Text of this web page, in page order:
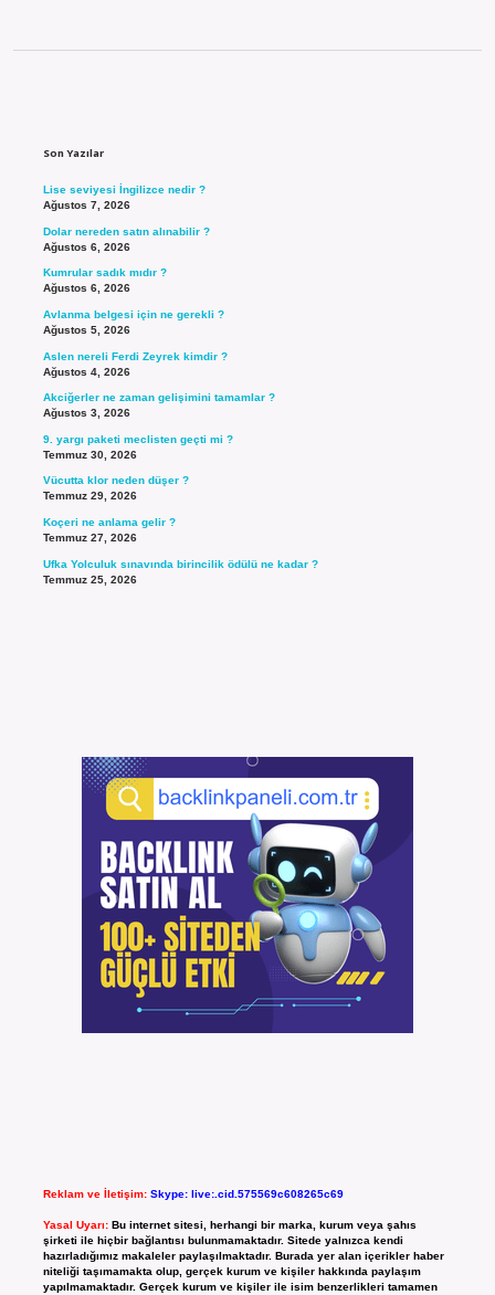
Son Yazılar
Lise seviyesi İngilizce nedir ?
Ağustos 7, 2026
Dolar nereden satın alınabilir ?
Ağustos 6, 2026
Kumrular sadık mıdır ?
Ağustos 6, 2026
Avlanma belgesi için ne gerekli ?
Ağustos 5, 2026
Aslen nereli Ferdi Zeyrek kimdir ?
Ağustos 4, 2026
Akciğerler ne zaman gelişimini tamamlar ?
Ağustos 3, 2026
9. yargı paketi meclisten geçti mi ?
Temmuz 30, 2026
Vücutta klor neden düşer ?
Temmuz 29, 2026
Koçeri ne anlama gelir ?
Temmuz 27, 2026
Ufka Yolculuk sınavında birincilik ödülü ne kadar ?
Temmuz 25, 2026
Reklam ve İletişim: Skype: live:.cid.575569c608265c69
Yasal Uyarı: Bu internet sitesi, herhangi bir marka, kurum veya şahıs
şirketi ile hiçbir bağlantısı bulunmamaktadır. Sitede yalnızca kendi
hazırladığımız makaleler paylaşılmaktadır. Burada yer alan içerikler haber
niteliği taşımamakta olup, gerçek kurum ve kişiler hakkında paylaşım
yapılmamaktadır. Gerçek kurum ve kişiler ile isim benzerlikleri tamamen